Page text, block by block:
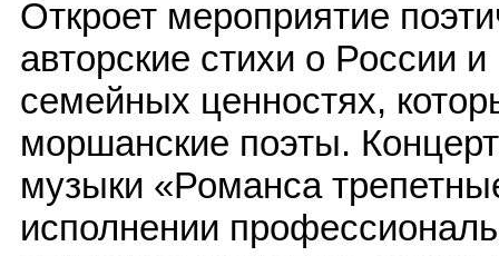
Откроет мероприятие
авторские стихи о России
семейных ценностях,
моршанские поэты.
музыки «Романса
исполнении